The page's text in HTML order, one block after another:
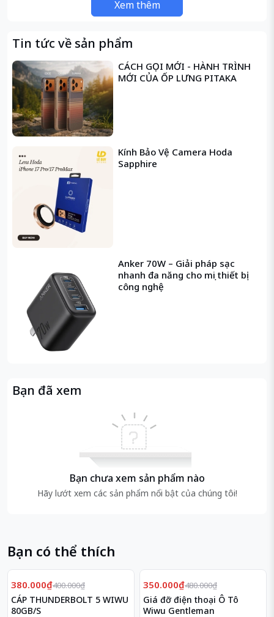
Thông số chính:
• Dung lượng: 20000mAh / 77Wh
• Dung lượng định mức: 11600mAh
• Pin Lithium Polymer bền bỉ
• Input tối đa: 30W | Output USB-C: tối đa 45W
• Cáp Lightning: tối đa 12W
Bảo hành chính hãng 6 tháng lỗi 1 đổi
Xem thêm
Tin tức về sản phẩm
CÁCH GỌI MỚI - HÀNH TRÌNH
MỚI CỦA ỐP LƯNG PITAKA
Kính Bảo Vệ Camera Hoda
Sapphire
Anker 70W – Giải pháp sạc
nhanh đa năng cho mọi thiết bị
công nghệ
Bạn đã xem
Bạn chưa xem sản phẩm nào
Hãy lướt xem các sản phẩm nổi bật của chúng tôi!
Bạn có thể thích
Giảm5%
380.000₫400.000₫
CÁP THUNDERBOLT 5 WIWU
80GB/S
Giảm27%
350.000₫480.000₫
Giá đỡ điện thoại Ô Tô
Wiwu Gentleman